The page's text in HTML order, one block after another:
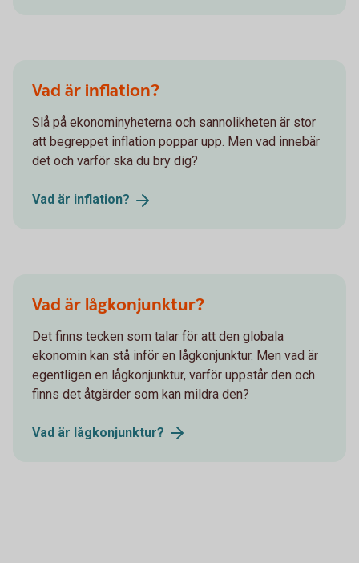
Vad är inflation?
Slå på ekonominyheterna och sannolikheten är stor
att begreppet inflation poppar upp. Men vad innebär
det och varför ska du bry dig?
Vad är inflation?
Vad är lågkonjunktur?
Det finns tecken som talar för att den globala
ekonomin kan stå inför en lågkonjunktur. Men vad är
egentligen en lågkonjunktur, varför uppstår den och
finns det åtgärder som kan mildra den?
Vad är lågkonjunktur?